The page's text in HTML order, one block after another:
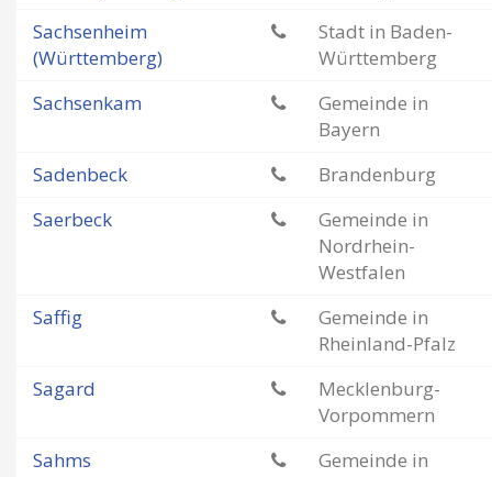
Sachsenheim
(Württemberg)
Stadt in Baden-
Württemberg
Sachsenkam
Gemeinde in
Bayern
Sadenbeck
Brandenburg
Saerbeck
Gemeinde in
Nordrhein-
Westfalen
Saffig
Gemeinde in
Rheinland-Pfalz
Sagard
Mecklenburg-
Vorpommern
Sahms
Gemeinde in